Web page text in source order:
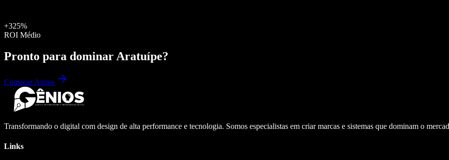
+325%
ROI Médio
Pronto para dominar Aratuípe?
Começar Agora
Transformando o digital com design de alta performance e tecnologia. Somos especialistas em criar marcas e sistemas que dominam o
Links